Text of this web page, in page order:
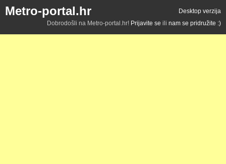
Metro-portal.hr
Desktop verzija
Dobrodošli na Metro-portal.hr! Prijavite se ili nam se pridružite :)